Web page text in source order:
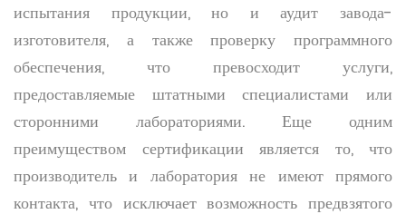
испытания продукции, но и аудит завода-
изготовителя, а также проверку программного
обеспечения, что превосходит услуги,
предоставляемые штатными специалистами или
сторонними лабораториями. Еще одним
преимуществом сертификации является то, что
производитель и лаборатория не имеют прямого
контакта, что исключает возможность предвзятого